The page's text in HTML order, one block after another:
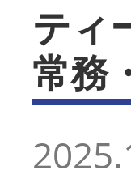
ティ
常務